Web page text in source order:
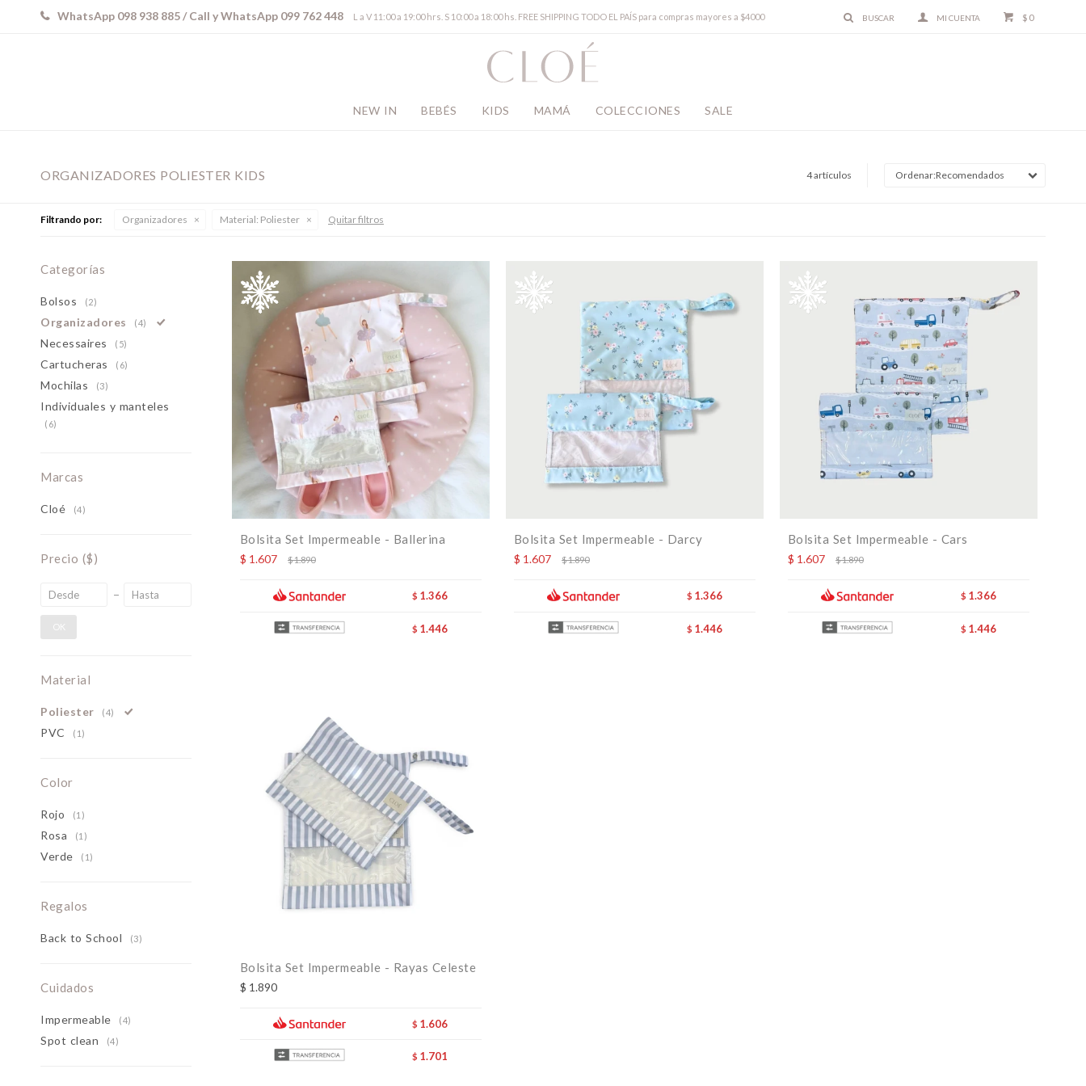
NEW IN BEBÉS KIDS MAMÁ COLECCIONES SALE
$ 0
WhatsApp 098 938 885 / Call y WhatsApp 099 762 448 L a V 11:00 a 19:00 hrs. S 10:00 a 18:00 hs. FREE SHIPPING TODO EL PAÍS para compras mayores a $4000
ORGANIZADORES POLIESTER KIDS 4 artículos Recomendados
Filtrando por: Organizadores Material: Poliester Quitar filtros
Bolsita Set Impermeable - Ballerina
$ 1.607 $1.890
$ 1.366
$ 1.446
Bolsita Set Impermeable - Darcy
$ 1.607 $1.890
$ 1.366
$ 1.446
Bolsita Set Impermeable - Cars
$ 1.607 $1.890
$ 1.366
$ 1.446
Bolsita Set Impermeable - Rayas Celeste
$ 1.890
$ 1.606
$ 1.701
Categorías
Bolsos (2)
Organizadores (4)
Necessaires (5)
Cartucheras (6)
Mochilas (3)
Individuales y manteles
(6)
Marcas
Cloé (4)
Precio ($)
OK
Material
Poliester (4)
PVC (1)
Color
Rojo (1)
Rosa (1)
Verde (1)
Regalos
Back to School (3)
Cuidados
Impermeable (4)
Spot clean (4)